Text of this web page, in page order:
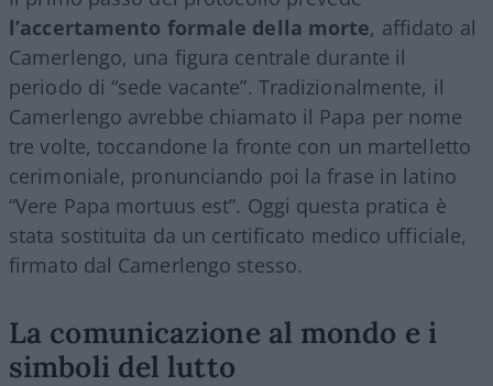
l’accertamento formale della morte, affidato al
Camerlengo, una figura centrale durante il
periodo di “sede vacante”. Tradizionalmente, il
Camerlengo avrebbe chiamato il Papa per nome
tre volte, toccandone la fronte con un martelletto
cerimoniale, pronunciando poi la frase in latino
“Vere Papa mortuus est”. Oggi questa pratica è
stata sostituita da un certificato medico ufficiale,
firmato dal Camerlengo stesso.
La comunicazione al mondo e i
simboli del lutto